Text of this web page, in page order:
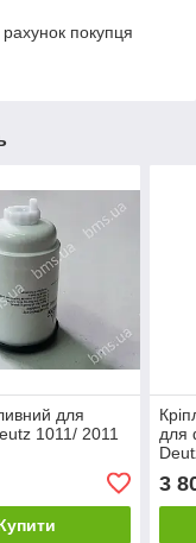
покупця
для
1011/ 2011
для
3